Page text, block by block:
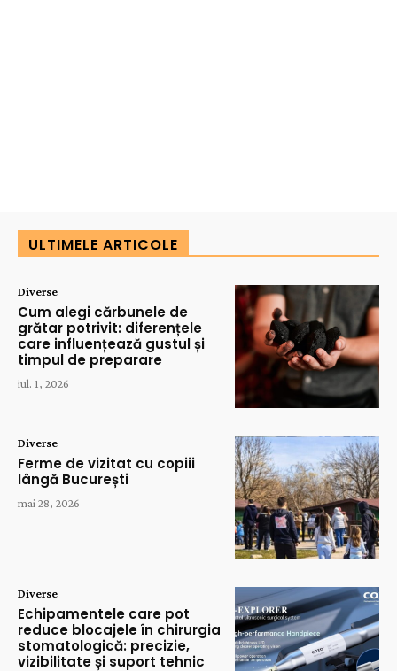
ULTIMELE ARTICOLE
Diverse
Cum alegi cărbunele de
grătar potrivit: diferențele
care influențează gustul și
timpul de preparare
iul. 1, 2026
Diverse
Ferme de vizitat cu copiii
lângă București
mai 28, 2026
Diverse
Echipamentele care pot
reduce blocajele în chirurgia
stomatologică: precizie,
vizibilitate și suport tehnic